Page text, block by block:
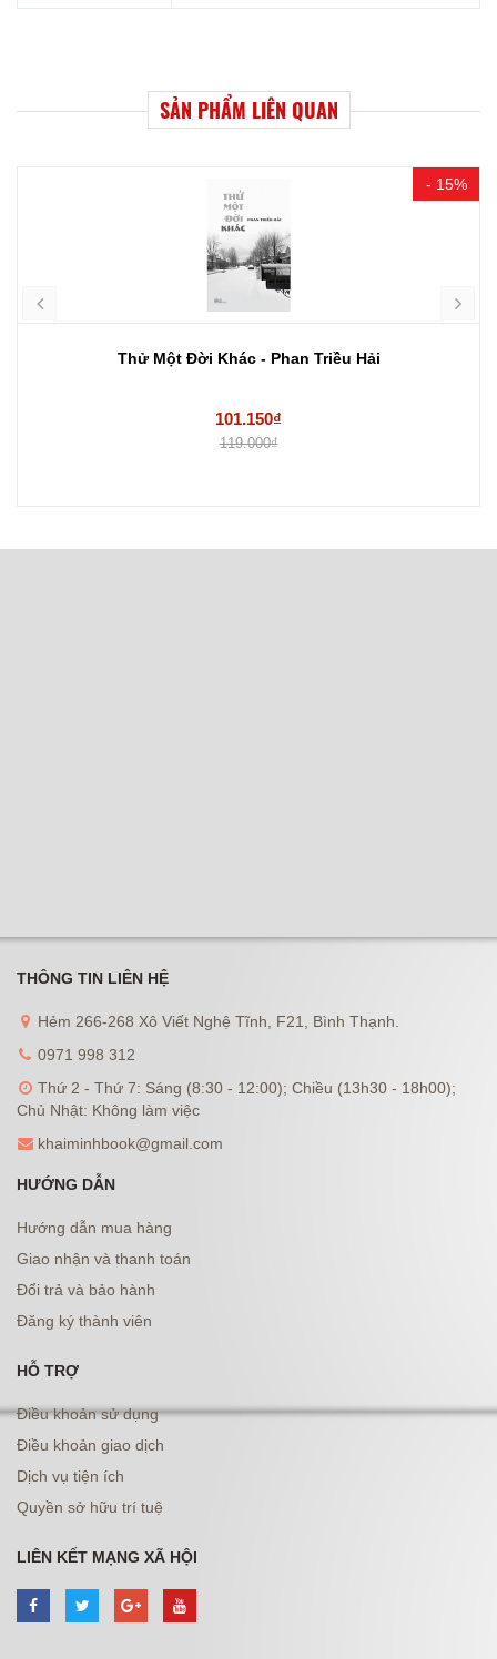
SẢN PHẨM LIÊN QUAN
- 15%
Thử Một Đời Khác - Phan Triều Hải
101.150₫
119.000₫
THÔNG TIN LIÊN HỆ
Hẻm 266-268 Xô Viết Nghệ Tĩnh, F21, Bình Thạnh.
0971 998 312
Thứ 2 - Thứ 7: Sáng (8:30 - 12:00); Chiều (13h30 - 18h00);
Chủ Nhật: Không làm việc
khaiminhbook@gmail.com
HƯỚNG DẪN
Hướng dẫn mua hàng
Giao nhận và thanh toán
Đổi trả và bảo hành
Đăng ký thành viên
HỖ TRỢ
Điều khoản sử dụng
Điều khoản giao dịch
Dịch vụ tiện ích
Quyền sở hữu trí tuệ
LIÊN KẾT MẠNG XÃ HỘI